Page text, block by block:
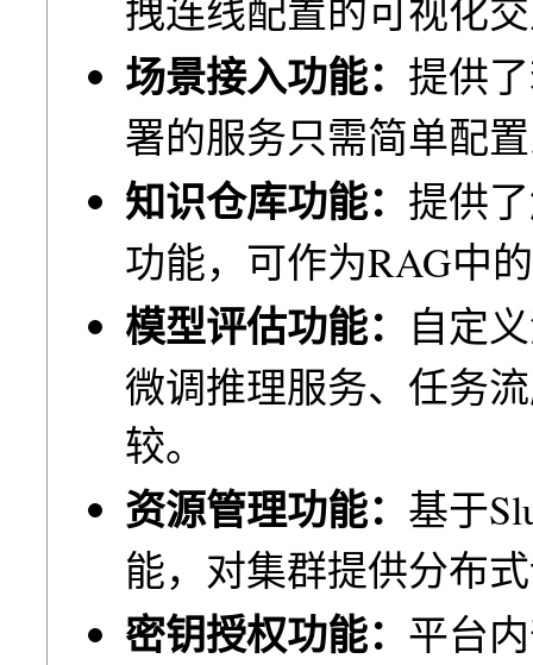
拽连线配置的可视化
场景接⼊功能： 提供
署的服务只需简单配
知识仓库功能： 提供
功能，可作为RAG中
模型评估功能： ⾃定
微调推理服务、任务
较。
资源管理功能： 基于
能，对集群提供分布
密钥授权功能： 平台